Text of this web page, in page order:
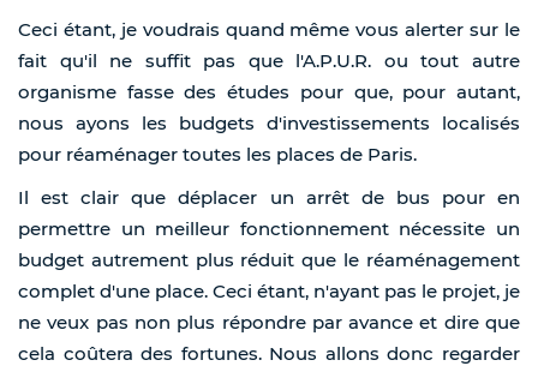
Ceci étant, je voudrais quand même vous alerter sur le
fait qu'il ne suffit pas que l'A.P.U.R. ou tout autre
organisme fasse des études pour que, pour autant,
nous ayons les budgets d'investissements localisés
pour réaménager toutes les places de Paris.
Il est clair que déplacer un arrêt de bus pour en
permettre un meilleur fonctionnement nécessite un
budget autrement plus réduit que le réaménagement
complet d'une place. Ceci étant, n'ayant pas le projet, je
ne veux pas non plus répondre par avance et dire que
cela coûtera des fortunes. Nous allons donc regarder